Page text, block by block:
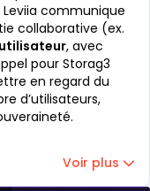
Leviia communique
collaborative (ex.
, avec
pour Storag3
en regard du
d’utilisateurs,
Voir plus